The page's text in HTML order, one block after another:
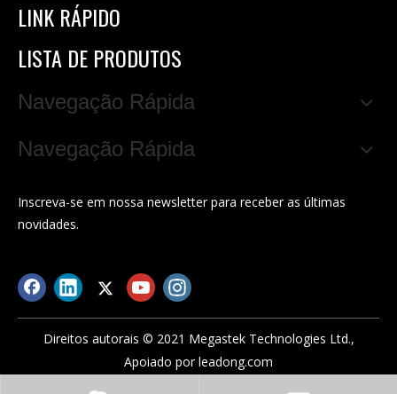
LINK RÁPIDO
LISTA DE PRODUTOS
Navegação Rápida
Navegação Rápida
Inscreva-se em nossa newsletter para receber as últimas
novidades.
Direitos autorais © 2021 Megastek Technologies Ltd.,
Apoiado porleadong.com